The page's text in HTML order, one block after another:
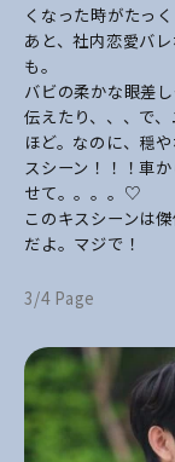
くなった時がたっ
あと、社内恋愛バ
も。
バビの柔かな眼差
伝えたり、、、で
ほど。なのに、穏
スシーン！！！車
せて。。。。♡
このキスシーンは
だよ。マジで！
3/4 Page